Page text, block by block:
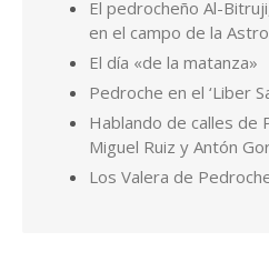
El pedrocheño Al-
en el campo de la
El día «de la matanza»
Pedroche en el ‘Liber
Hablando de calles de
Miguel Ruiz y Antón
Los Valera de